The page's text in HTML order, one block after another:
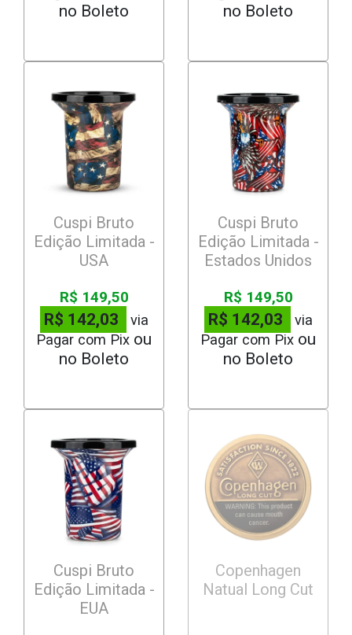
Cuspi Bruto
Edição Limitada -
USA
R$ 149,50
R$ 142,03
via
Pagar com Pix
Cuspi Bruto
Edição Limitada -
Estados Unidos
R$ 149,50
R$ 142,03
via
Pagar com Pix
Cuspi Bruto
Edição Limitada -
EUA
Copenhagen
Natual Long Cut